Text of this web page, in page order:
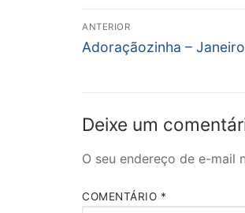
Navegação
de
ANTERIOR
Post
Adoraçãozinha –
Deixe um
O seu endereço de e-mail
COMENTÁRIO *